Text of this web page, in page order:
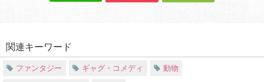
関連キーワード
ファンタジー ギャグ・コメディ 動物